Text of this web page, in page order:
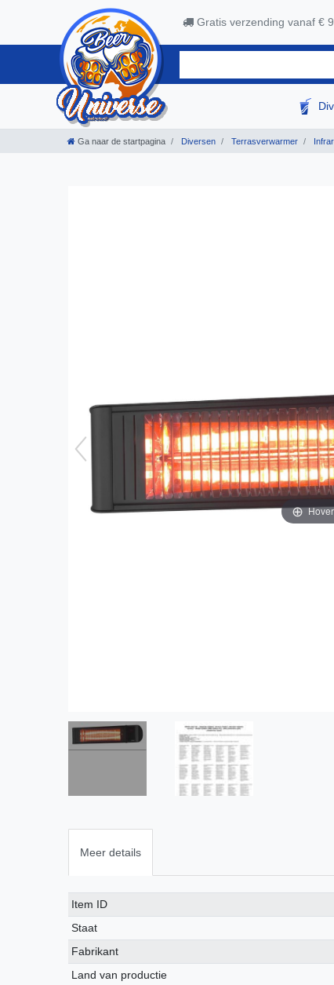
Gratis verzending vanaf €
Ga naar de startpagina Diversen Terrasverwarmer
Meer details
Technisch
kenmerk
Waarde
Item ID
Staat
Fabrikant
Land van productie